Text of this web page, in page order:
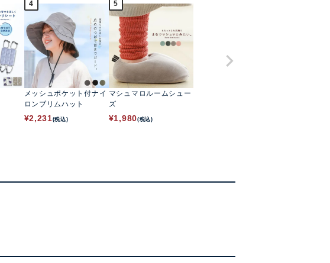
4
メッシュポケット付ナイ
ロンブリムハット
¥2,231(税込)
5
マシュマロルームシュー
ズ
¥1,980(税込)